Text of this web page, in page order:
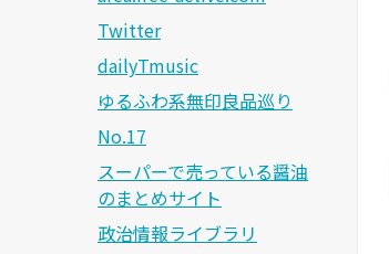
Twitter
dailyTmusic
ゆるふわ系無印良品巡り
No.17
スーパーで売っている醤油
のまとめサイト
政治情報ライブラリ